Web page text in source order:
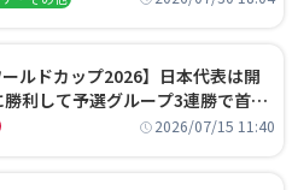
ールドカップ2026】日本代表は開
利して予選グループ3連勝で首位
の相手はエジプトに決定2026/07/15 11:40